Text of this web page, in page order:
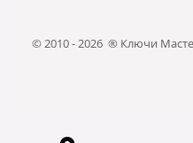
© 2010 - 2026 ® Ключи